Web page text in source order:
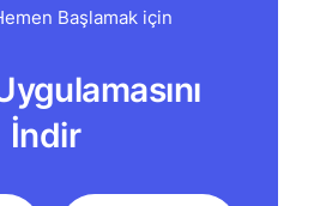
Başlamak için
İndir